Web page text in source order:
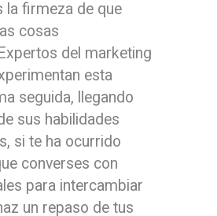
la firmeza de que
cosas
del marketing
esta
seguida, llegando
sus habilidades
si te ha ocurrido
converses con
para intercambiar
un repaso de tus